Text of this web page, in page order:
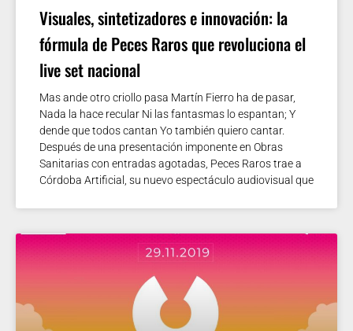
Visuales, sintetizadores e innovación: la
fórmula de Peces Raros que revoluciona el
live set nacional
Mas ande otro criollo pasa Martín Fierro ha de pasar,
Nada la hace recular Ni las fantasmas lo espantan; Y
dende que todos cantan Yo también quiero cantar.
Después de una presentación imponente en Obras
Sanitarias con entradas agotadas, Peces Raros trae a
Córdoba Artificial, su nuevo espectáculo audiovisual que